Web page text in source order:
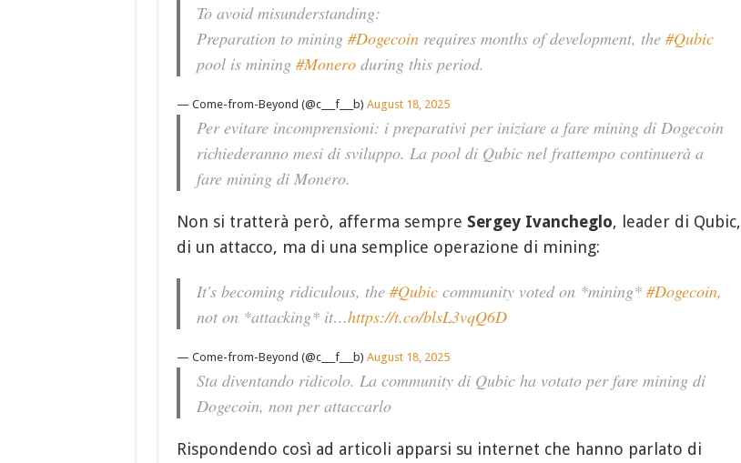
To avoid misunderstanding:
Preparation to mining #Dogecoinrequires months of development, the #Qubic
pool is mining #Moneroduring this period.
— Come-from-Beyond (@c___f___b) August 18, 2025
Per evitare incomprensioni: i preparativi per iniziare a fare mining di Dogecoin
richiederanno mesi di sviluppo. La pool di Qubic nel frattempo continuerà a
fare mining di Monero.
Non si tratterà però, afferma sempre Sergey Ivancheglo, leader di Qubic,
di un attacco, ma di una semplice operazione di mining:
It's becoming ridiculous, the #Qubiccommunity voted on *mining* #Dogecoin,
not on *attacking* it…https://t.co/blsL3vqQ6D
— Come-from-Beyond (@c___f___b) August 18, 2025
Sta diventando ridicolo. La community di Qubic ha votato per fare mining di
Dogecoin, non per attaccarlo
Rispondendo così ad articoli apparsi su internet che hanno parlato di